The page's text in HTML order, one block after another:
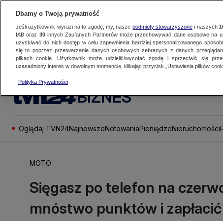
BIZNES
Oglądaj TVN24NajnowszeNotowaniaPieniądzeNieruchomości
MOTO
Sięgasz po telefon na
mnóstwo punktów i
Dbamy o Twoją prywatność
Jeśli użytkownik wyrazi na to zgodę, my, nasze podmioty stowarzyszonei naszych
IAB oraz 30innych Zaufanych Partnerów może przechowywać dane osobowe na
uzyskiwać do nich dostęp w celu zapewnienia bardziej spersonalizowanego
się to poprzez przetwarzanie danych osobowych zebranych z danych
plikach cookie. Użytkownik może udzielić/wycofać zgodę i sprzeciwić się
uzasadniony interes w dowolnym momencie, klikając przycisk „Ustawienia plików
Polityka Prywatności